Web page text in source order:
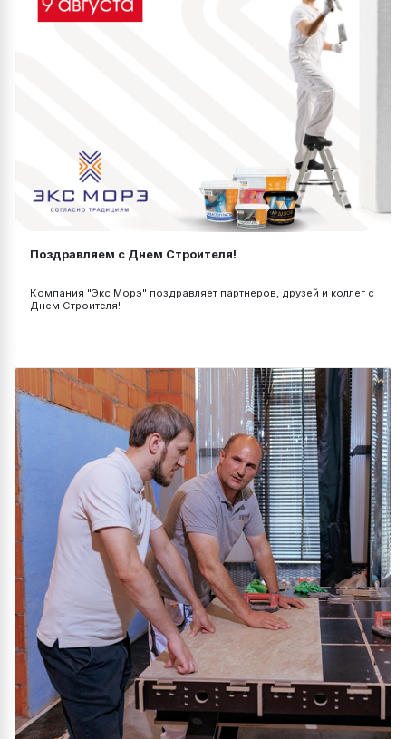
Поздравляем с Днем Строителя!
Компания "Экс Морэ" поздравляет партнеров, друзей и коллег с
Днем Строителя!